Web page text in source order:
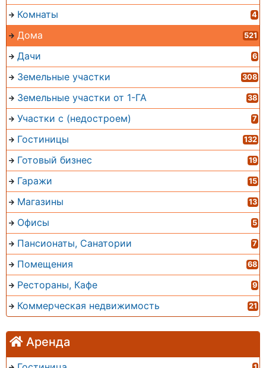
Комнаты 4
Дома 521
Дачи 6
Земельные участки 308
Земельные участки от 1-ГА 38
Участки с (недостроем) 7
Гостиницы 132
Готовый бизнес 19
Гаражи 15
Магазины 13
Офисы 5
Пансионаты, Санатории 7
Помещения 68
Рестораны, Кафе 9
Коммерческая недвижимость 21
Аренда